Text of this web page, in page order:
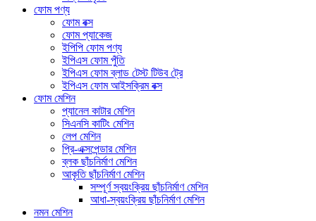
ফোম পণ্য
ফোম বক্স
ফোম প্যাকেজ
ইপিপি ফোম পণ্য
ইপিএস ফোম পুঁতি
ইপিএস ফোম ব্লাড টেস্ট টিউব ট্রে
ইপিএস ফোম আইসক্রিম বক্স
ফোম মেশিন
প্যানেল কাটার মেশিন
সিএনসি কাটিং মেশিন
লেপ মেশিন
প্রি-এক্সপেন্ডার মেশিন
ব্লক ছাঁচনির্মাণ মেশিন
আকৃতি ছাঁচনির্মাণ মেশিন
সম্পূর্ণ স্বয়ংক্রিয় ছাঁচনির্মাণ মেশিন
আধা-স্বয়ংক্রিয় ছাঁচনির্মাণ মেশিন
নমন মেশিন